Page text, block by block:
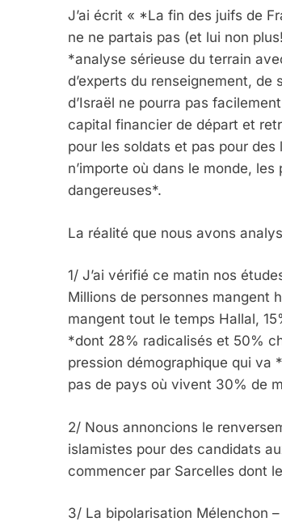
J’ai écrit « *La fin des juifs de
ne ne partais pas (et lui non
*analyse sérieuse du terrain
d’experts du renseignement,
d’Israël ne pourra pas
capital financier de départ et
pour les soldats et pas pour
n’importe où dans le monde,
dangereuses*.
La réalité que nous avons
1/ J’ai vérifié ce matin nos
Millions de personnes mangent
mangent tout le temps Hallal,
*dont 28% radicalisés et 50%
pression démographique qui va
pas de pays où vivent 30% de
2/ Nous annoncions le
islamistes pour des candidats
commencer par Sarcelles dont
3/ La bipolarisation Mélenchon